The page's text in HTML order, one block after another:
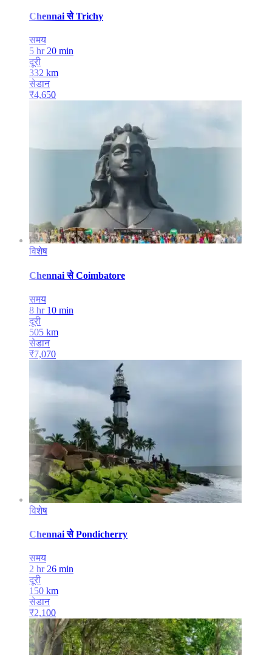
Chennai से Trichy
समय
5 hr 20 min
दूरी
332 km
सेडान
₹4,650
विशेष
Chennai से Coimbatore
समय
8 hr 10 min
दूरी
505 km
सेडान
₹7,070
विशेष
Chennai से Pondicherry
समय
2 hr 26 min
दूरी
150 km
सेडान
₹2,100